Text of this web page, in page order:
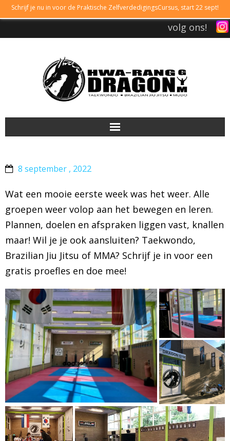
Schrijf je nu in voor de Praktische ZelfverdedigingsCursus, start 22 sept!
volg ons!
LESTIJDEN
LIDMAATSCHAP
TAEKWONDO
BRAZILIAN JIU JITSU
AGENDA
NIEUWS
CONTACT
PRAKTISCHE ZELFVERDEDIGINGSCURSUS
8 september , 2022
Wat een mooie eerste week was het weer. Alle
groepen weer volop aan het bewegen en leren.
Plannen, doelen en afspraken liggen vast, knallen
maar! Wil je je ook aansluiten? Taekwondo,
Brazilian Jiu Jitsu of MMA? Schrijf je in voor een
gratis proefles en doe mee!